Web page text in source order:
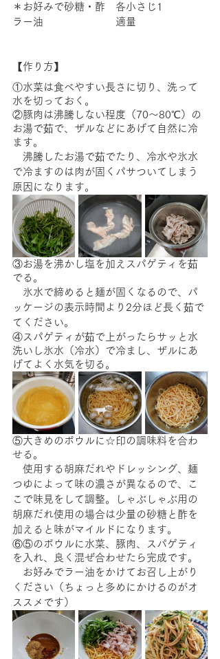
＊お好みで砂糖・酢　各小さじ1
ラー油　　　　　　　適量
【作り方】
①水菜は食べやすい長さに切り、洗って
水を切っておく。
②豚肉は沸騰しない程度（70～80℃）の
お湯で茹で、ザルなどにあげて自然に冷
ます。
沸騰したお湯で茹でたり、冷水や氷水
で冷ますのは肉が固くパサついてしまう
原因になります。
③お湯を沸かし塩を加えスパゲティを茹
でる。
氷水で締めると麺が固くなるので、パ
ッケージの表示時間より2分ほど長く茹で
てください。
④スパゲティが茹で上がったらサッと水
洗いし氷水（冷水）で冷まし、ザルにあ
げてよく水気を切る。
⑤大きめのボウルに☆印の調味料を合わ
せる。
使用する胡麻だれやドレッシング、麺
つゆによって味の濃さが異なるので、こ
こで味見をして調整。しゃぶしゃぶ用の
胡麻だれ使用の場合は少量の砂糖と酢を
加えると味がマイルドになります。
⑥⑤のボウルに水菜、豚肉、スパゲティ
を入れ、良く混ぜ合わせたら完成です。
お好みでラー油をかけてお召し上がり
ください（ちょっと多めにかけるのがオ
ススメです）